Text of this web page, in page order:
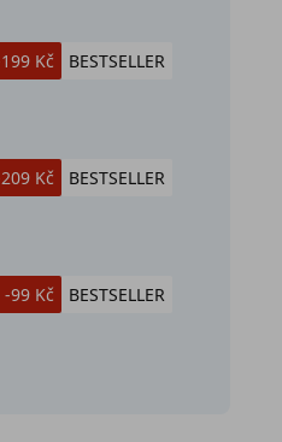
Kč BESTSELLER
Kč BESTSELLER
-99 Kč BESTSELLER